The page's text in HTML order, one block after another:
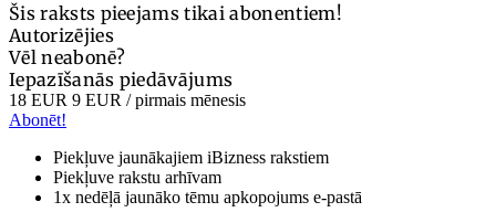
Šis raksts pieejams tikai abonentiem!
Autorizējies
Vēl neabonē?
Iepazīšanās piedāvājums
18 EUR 9 EUR / pirmais mēnesis
Abonēt!
Piekļuve jaunākajiem iBizness rakstiem
Piekļuve rakstu arhīvam
1x nedēļā jaunāko tēmu apkopojums e-pastā